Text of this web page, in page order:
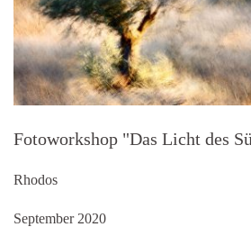
Fotoworkshop "Das Licht des
Rhodos
September 2020